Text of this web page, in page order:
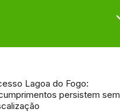
Lagoa do Fogo:
persistem sem